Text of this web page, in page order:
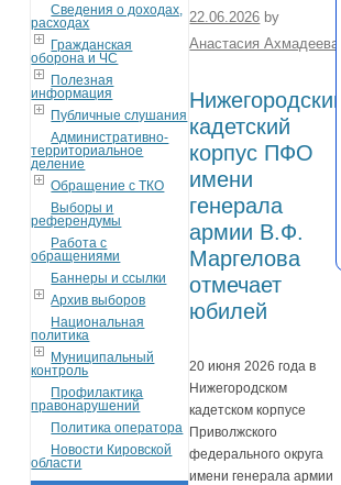
Сведения о доходах,
расходах
Гражданская
оборона и ЧС
Полезная
информация
Публичные слушания
Административно-
территориальное
деление
Обращение с ТКО
Выборы и
референдумы
Работа с
обращениями
Баннеры и ссылки
Архив выборов
Национальная
политика
Муниципальный
контроль
Профилактика
правонарушений
Политика оператора
Новости Кировской
области
22.06.2026 by
Анастасия Ахмадеева
Нижегородский
кадетский
корпус ПФО
имени
генерала
армии В.Ф.
Маргелова
отмечает
юбилей
20 июня 2026 года в
Нижегородском
кадетском корпусе
Приволжского
федерального округа
имени генерала армии